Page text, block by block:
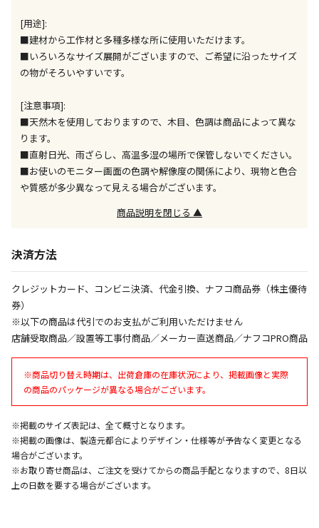
同時購入が可能です
午前9時までのご注文確定した商品については、当日に
ため、通常よりお時間をいただく場合がございます。
また、日曜・祝日や年末年始などの長期休業期間中
設置工事代金も含まれた商品です
決定となります。
エアコンの取付工事が必要な商品です。別途費用が発
生する場合がございます。
商品購入個数ごとに送料がかかる商品です
[用途]:
■建材から工作材と多種多様な所に使用いただけます。
■いろいろなサイズ展開がございますので、ご希望に沿ったサイズ
の物がそろいやすいです。
[注意事項]:
■天然木を使用しておりますので、木目、色調は商品によって異な
ります。
■直射日光、雨ざらし、高温多湿の場所で保管しないでください。
■お使いのモニター画面の色調や解像度の関係により、現物と色合
や質感が多少異なって見える場合がございます。
商品説明を閉じる ▲
決済方法
クレジットカード、コンビニ決済、代金引換、ナフコ商品券（株主優待
券）
※以下の商品は代引でのお支払がご利用いただけません
店舗受取商品／設置等工事付商品／メーカー直送商品／ナフコPRO商品
※商品切り替え時期は、出荷倉庫の在庫状況により、掲載画像と実際
の商品のパッケージが異なる場合がございます。
※掲載のサイズ表記は、全て概寸となります。
※掲載の画像は、製造元都合によりデザイン・仕様等が予告なく変更となる
場合がございます。
※お取り寄せ商品は、ご注文を受けてからの商品手配となりますので、8日以
上の日数を要する場合がございます。